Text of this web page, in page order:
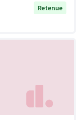
Retenue